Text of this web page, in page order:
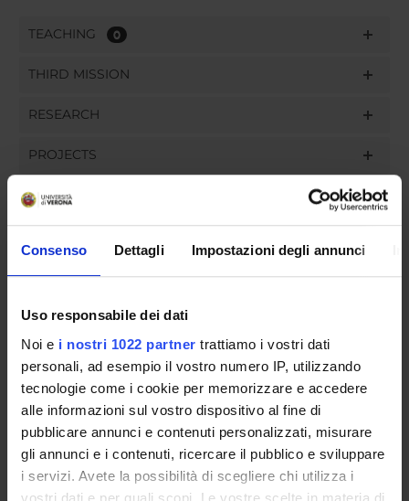
Consenso Dettagli Impostazioni degli annunci
Uso responsabile dei dati
Noi e i nostri 1022 partner trattiamo i vostri dati
personali, ad esempio il vostro numero IP, utilizzando
tecnologie come i cookie per memorizzare e accedere
alle informazioni sul vostro dispositivo al fine di
pubblicare annunci e contenuti personalizzati, misurare
gli annunci e i contenuti, ricercare il pubblico e sviluppare
i servizi. Avete la possibilità di scegliere chi utilizza i
vostri dati e per quali scopi. Le vostre scelte in materia di
TEACHING 0
THIRD MISSION
RESEARCH
PROJECTS
ASSIGNMENTS
COMMITTEES
DEPARTMENT ADMINISTRATION OFFICES
STUDENT ADMINISTRATION OFFICES